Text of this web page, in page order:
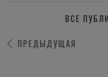
ПРЕДЫДУЩАЯ
ВСЕ